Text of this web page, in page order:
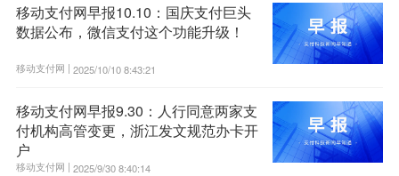
移动支付网早报10.10：国庆支付巨头
数据公布，微信支付这个功能升级！
移动支付网 | 2025/10/10 8:43:21
移动支付网早报9.30：人行同意两家支
付机构高管变更，浙江发文规范办卡开
户
移动支付网 | 2025/9/30 8:40:14